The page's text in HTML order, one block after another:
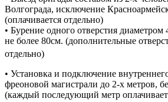
Волгограда, исключение
(оплачивается отдельно)
• Бурение одного отверстия
не более 80см. (дополнительные
отдельно)
• Установка и подключение
фреоновой магистрали до 2-х метров,
(каждый последующий метр